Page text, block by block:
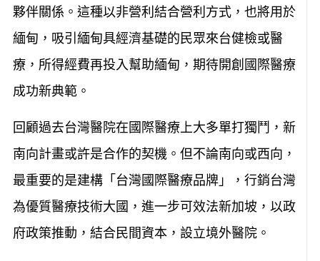
夥伴關係。這種以非營利結合營利方式，也將用於
緬甸，吸引緬甸具經濟基礎的民眾來台健檢或醫
療，所得經費再投入幫助緬甸，期待開創國際醫療
成功新典範。
回顧過去台灣醫院在國際醫療上大多單打獨鬥，新
南向計畫或許是合作的契機。但不論南向或西向，
最重要的是建構「台灣國際醫療品牌」，行銷台灣
為優質醫療技術大國，進一步可效法新加坡，以政
府政策推動，結合民間資本，設立境外醫院。